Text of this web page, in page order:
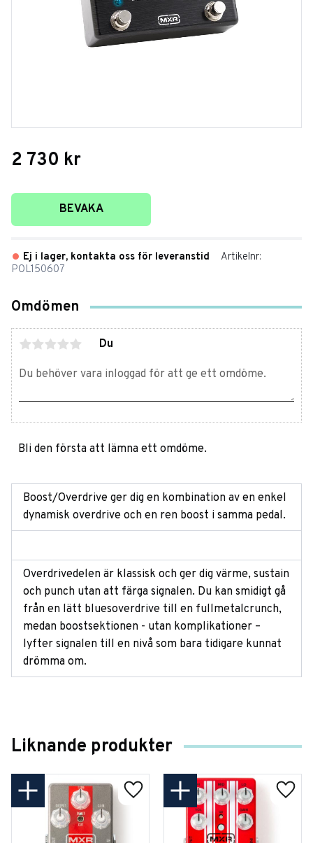
2 730 kr
Lägg till i favoriter
BEVAKA
Ej i lager, kontakta oss för leveranstid
Artikelnr
POL150607
Omdömen
Du
Bli den första att lämna ett omdöme.
Boost/Overdrive ger dig en kombination av en enkel
dynamisk overdrive och en ren boost i samma pedal.
Overdrivedelen är klassisk och ger dig värme, sustain
och punch utan att färga signalen. Du kan smidigt gå
från en lätt bluesoverdrive till en fullmetalcrunch,
medan boostsektionen - utan komplikationer –
lyfter signalen till en nivå som bara tidigare kunnat
drömma om.
Liknande produkter